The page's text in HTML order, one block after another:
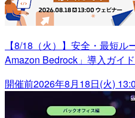
【8/18（火）】安全・最短
Amazon Bedrock」導入ガイド
開催前2026年8月18日(火)